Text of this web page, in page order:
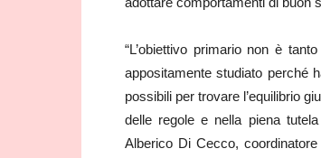
“L’obiettivo primario non è
appositamente studiato perché
possibili per trovare l’equilibrio
delle regole e nella piena
Alberico Di Cecco,